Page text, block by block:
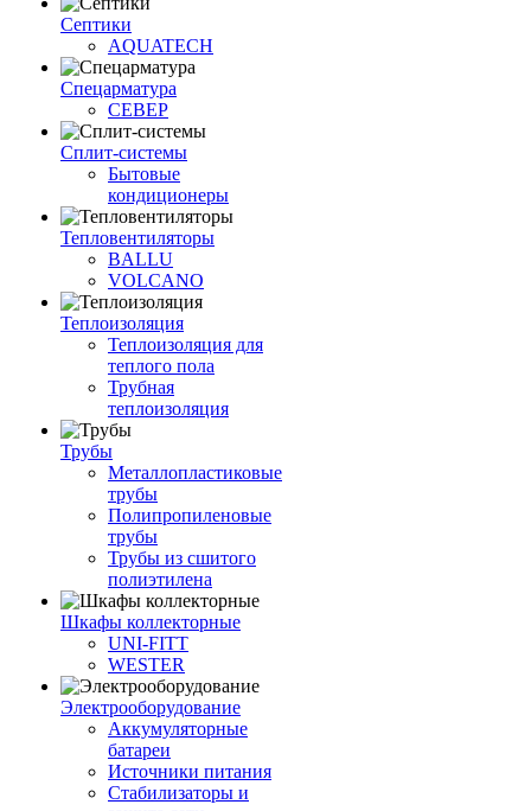
Септики
AQUATECH
Спецарматура
СЕВЕР
Сплит-системы
Бытовые
кондиционеры
Тепловентиляторы
BALLU
VOLCANO
Теплоизоляция
Теплоизоляция для
теплого пола
Трубная
теплоизоляция
Трубы
Металлопластиковые
трубы
Полипропиленовые
трубы
Трубы из сшитого
полиэтилена
Шкафы коллекторные
UNI-FITT
WESTER
Электрооборудование
Аккумуляторные
батареи
Источники питания
Стабилизаторы и